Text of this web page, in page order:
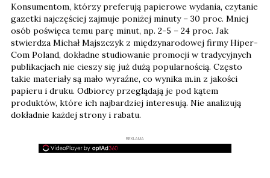
Konsumentom, którzy preferują papierowe wydania, czytanie
gazetki najczęściej zajmuje poniżej minuty – 30 proc. Mniej
osób poświęca temu parę minut, np. 2-5 – 24 proc. Jak
stwierdza Michał Majszczyk z międzynarodowej firmy Hiper-
Com Poland, dokładne studiowanie promocji w tradycyjnych
publikacjach nie cieszy się już dużą popularnością. Często
takie materiały są mało wyraźne, co wynika m.in z jakości
papieru i druku. Odbiorcy przeglądają je pod kątem
produktów, które ich najbardziej interesują. Nie analizują
dokładnie każdej strony i rabatu.
REKLAMA